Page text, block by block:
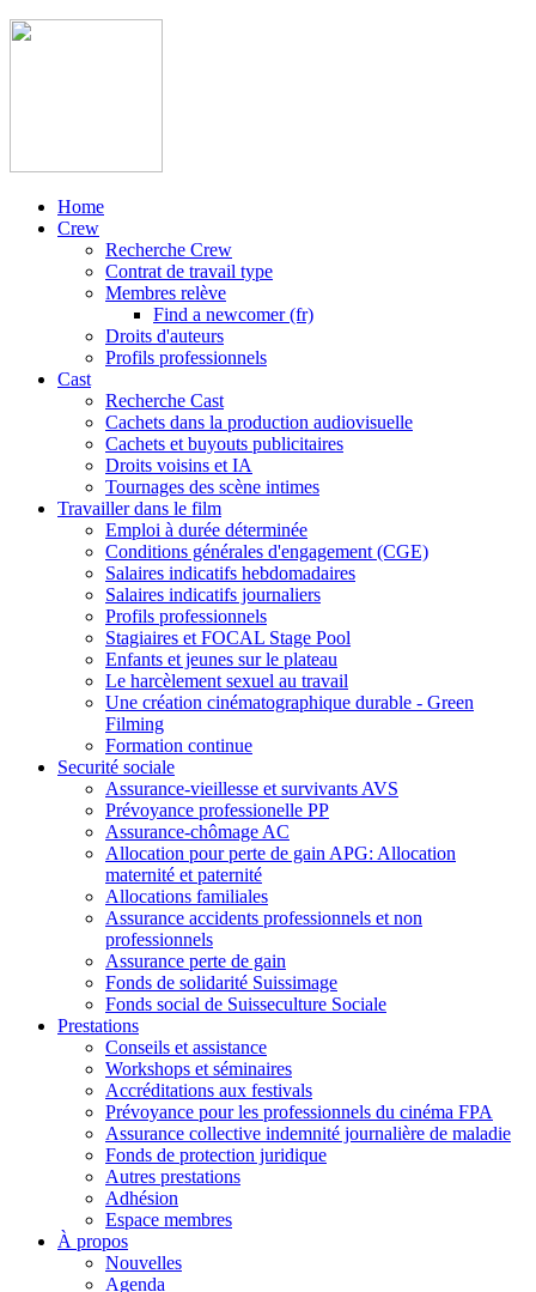
Home
Crew
Recherche Crew
Contrat de travail type
Membres relève
Find a newcomer (fr)
Droits d'auteurs
Profils professionnels
Cast
Recherche Cast
Cachets dans la production audiovisuelle
Cachets et buyouts publicitaires
Droits voisins et IA
Tournages des scène intimes
Travailler dans le film
Emploi à durée déterminée
Conditions générales d'engagement (CGE)
Salaires indicatifs hebdomadaires
Salaires indicatifs journaliers
Profils professionnels
Stagiaires et FOCAL Stage Pool
Enfants et jeunes sur le plateau
Le harcèlement sexuel au travail
Une création cinématographique durable - Green
Filming
Formation continue
Securité sociale
Assurance-vieillesse et survivants AVS
Prévoyance professionelle PP
Assurance-chômage AC
Allocation pour perte de gain APG: Allocation
maternité et paternité
Allocations familiales
Assurance accidents professionnels et non
professionnels
Assurance perte de gain
Fonds de solidarité Suissimage
Fonds social de Suisseculture Sociale
Prestations
Conseils et assistance
Workshops et séminaires
Accréditations aux festivals
Prévoyance pour les professionnels du cinéma FPA
Assurance collective indemnité journalière de maladie
Fonds de protection juridique
Autres prestations
Adhésion
Espace membres
À propos
Nouvelles
Agenda